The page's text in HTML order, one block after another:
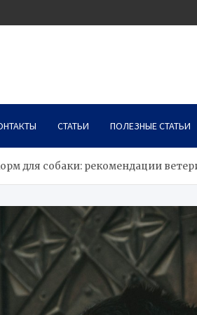
СТАТЬИ ПОЛЕЗНЫЕ СТАТЬИ
для собаки: рекомендации